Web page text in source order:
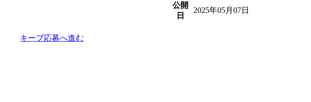
公開
日
2025年05月07日
キープ応募へ進む